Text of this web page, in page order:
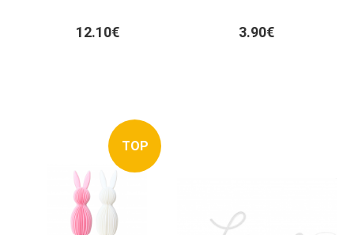
12.10€ 3.90€
TOP